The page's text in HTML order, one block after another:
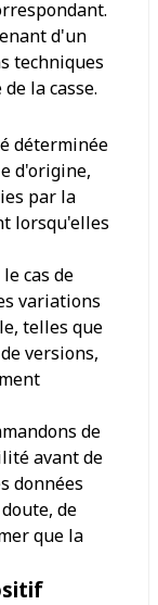
d'un
techniques
la casse.
déterminée
d'origine,
par la
lorsqu'elles
cas de
variations
telles que
versions,
de
avant de
données
de
que la